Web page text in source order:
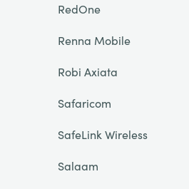
RedOne
Renna Mobile
Robi Axiata
Safaricom
SafeLink Wireless
Salaam